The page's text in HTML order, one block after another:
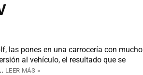
las pones en una carrocería con mucho
al vehículo, el resultado que se
LEER MÁS »